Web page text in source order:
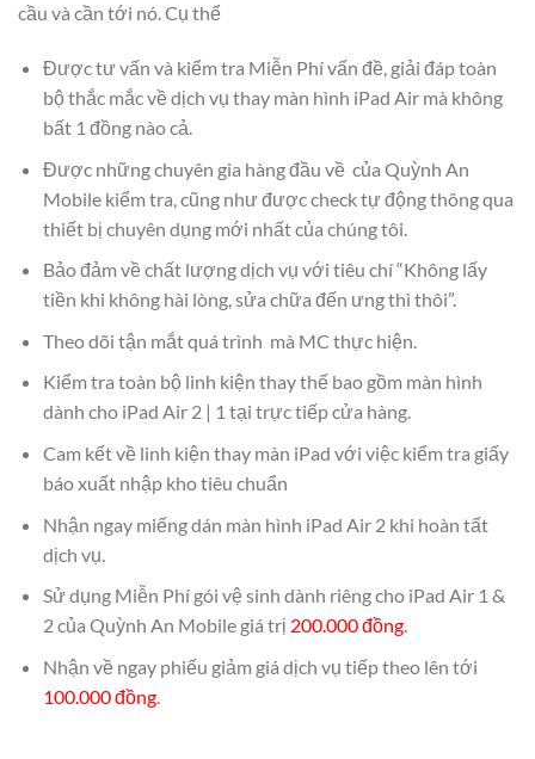
cầu và cần tới nó. Cụ thể
Được tư vấn và kiểm tra Miễn Phí vấn đề, giải đáp toàn
bộ thắc mắc về dịch vụ thay màn hình iPad Air mà không
bất 1 đồng nào cả.
Được những chuyên gia hàng đầu về của Quỳnh An
Mobile kiểm tra, cũng như được check tự động thông qua
thiết bị chuyên dụng mới nhất của chúng tôi.
Bảo đảm về chất lượng dịch vụ với tiêu chí “Không lấy
tiền khi không hài lòng, sửa chữa đến ưng thì thôi”.
Theo dõi tận mắt quá trình mà MC thực hiện.
Kiểm tra toàn bộ linh kiện thay thế bao gồm màn hình
dành cho iPad Air 2 | 1 tại trực tiếp cửa hàng.
Cam kết về linh kiện thay màn iPad với việc kiểm tra giấy
báo xuất nhập kho tiêu chuẩn
Nhận ngay miếng dán màn hình iPad Air 2 khi hoàn tất
dịch vụ.
Sử dụng Miễn Phí gói vệ sinh dành riêng cho iPad Air 1 &
2 của Quỳnh An Mobile giá trị 200.000 đồng.
Nhận về ngay phiếu giảm giá dịch vụ tiếp theo lên tới
100.000 đồng.